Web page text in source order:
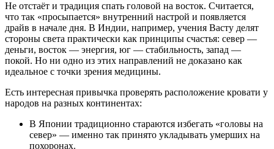
Не отстаёт и традиция спать головой на восток. Считается,
что так «просыпается» внутренний настрой и появляется
драйв в начале дня. В Индии, например, учения Васту делят
стороны света практически как принципы счастья: север —
деньги, восток — энергия, юг — стабильность, запад —
покой. Но ни одно из этих направлений не доказано как
идеальное с точки зрения медицины.
Есть интересная привычка проверять расположение кровати у
народов на разных континентах:
В Японии традиционно стараются избегать «головы на
север» — именно так принято укладывать умерших на
похоронах.